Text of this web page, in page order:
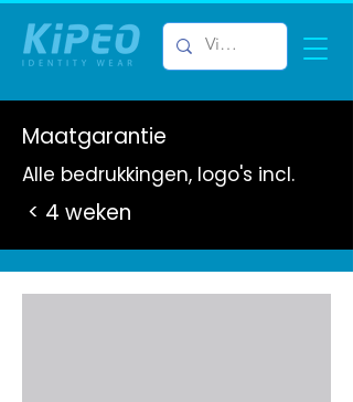
Maatgarantie
Alle bedrukkingen, logo's incl.
< 4 weken